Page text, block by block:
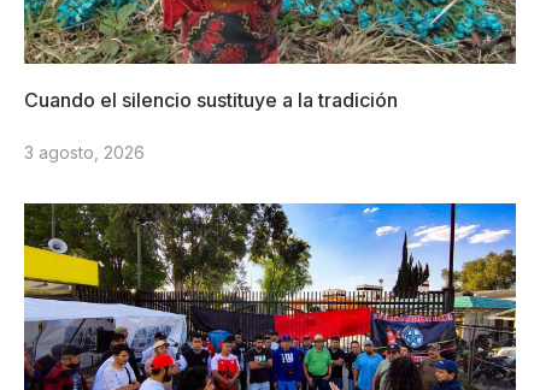
Cuando el silencio sustituye a la tradición
3 agosto, 2026